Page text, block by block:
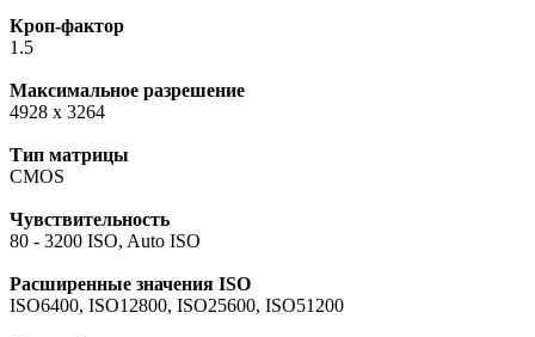
Кроп-фактор
1.5
Максимальное разрешение
4928 x 3264
Тип матрицы
CMOS
Чувствительность
80 - 3200 ISO, Auto ISO
Расширенные значения ISO
ISO6400, ISO12800, ISO25600, ISO51200